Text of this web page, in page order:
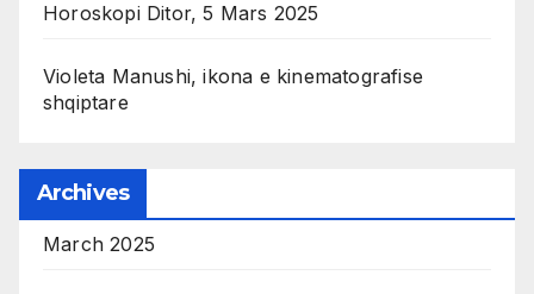
Horoskopi Ditor, 5 Mars 2025
Violeta Manushi, ikona e kinematografise
shqiptare
Archives
March 2025